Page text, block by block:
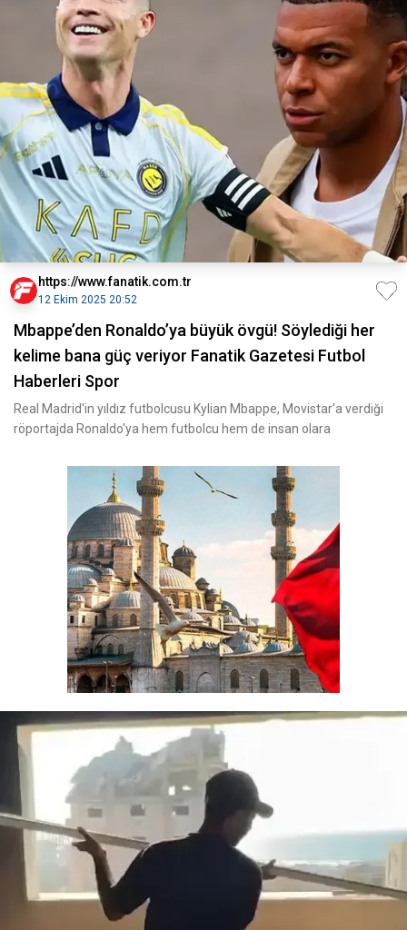
https://www.fanatik.com.tr
12 Ekim 2025 20:52
Mbappe’den Ronaldo’ya büyük övgü! Söylediği her
kelime bana güç veriyor Fanatik Gazetesi Futbol
Haberleri Spor
Real Madrid'in yıldız futbolcusu Kylian Mbappe, Movistar'a verdiği
röportajda Ronaldo'ya hem futbolcu hem de insan olara